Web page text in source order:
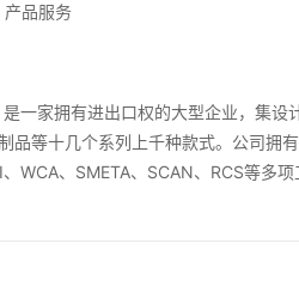
产品服务
一家拥有进出口权的大型企业，集设
品等十几个系列上千种款式。公司拥
WCA、SMETA、SCAN、RCS等多